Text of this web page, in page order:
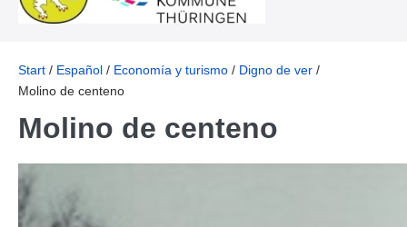
Start / Español / Economía y turismo / Digno de ver /
Molino de centeno
Molino de centeno